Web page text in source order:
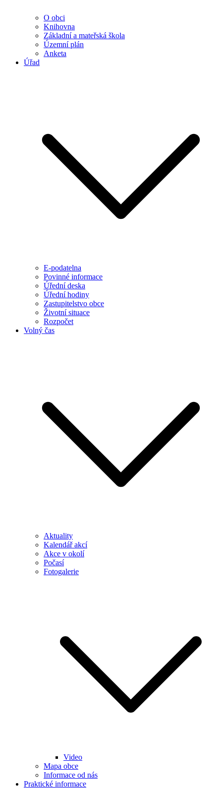
O obci
Knihovna
Základní a mateřská škola
Územní plán
Anketa
Úřad
E-podatelna
Povinné informace
Úřední deska
Úřední hodiny
Zastupitelstvo obce
Životní situace
Rozpočet
Volný čas
Aktuality
Kalendář akcí
Akce v okolí
Počasí
Fotogalerie
Video
Mapa obce
Informace od nás
Praktické informace